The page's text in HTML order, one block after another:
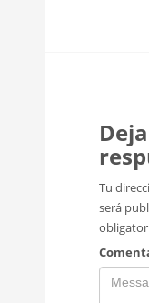
Tu
será